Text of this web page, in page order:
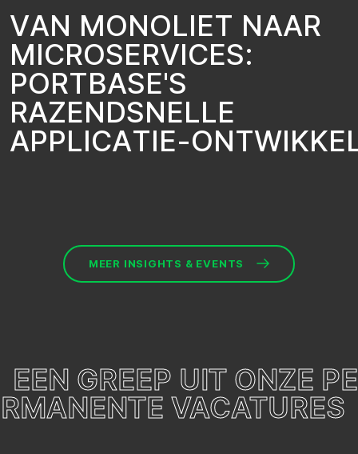
VAN MONOLIET NAAR
MICROSERVICES:
PORTBASE'S
RAZENDSNELLE
APPLICATIE-ONTWIKKE
MEER INSIGHTS & EVENTS
EEN GREEP UIT ONZE
VACATURES